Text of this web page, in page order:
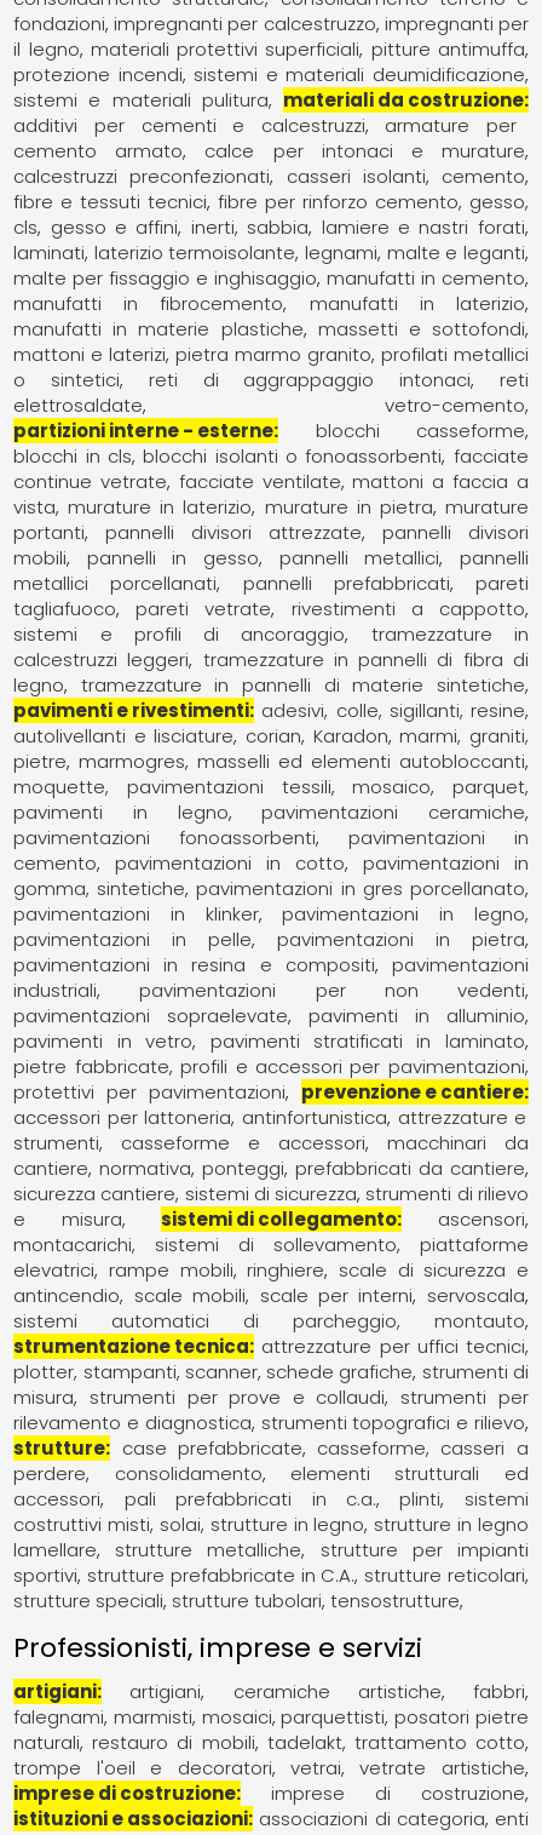
fondazioni impregnanti per calcestruzzo impregnanti per
il legno materiali protettivi superficiali pitture antimuffa
protezione incendi sistemi e materiali deumidificazione
sistemi e materiali pulitura
materiali da costruzione
additivi per cementi e calcestruzzi
armature per
cemento armato
calce per intonaci e murature
calcestruzzi preconfezionati
casseri isolanti
cemento
fibre e tessuti tecnici fibre per rinforzo cemento, gesso,
cls gesso e affini inerti, sabbia lamiere e nastri forati
laminati laterizio termoisolante legnami malte e leganti
malte per fissaggio e inghisaggio manufatti in cemento
manufatti in fibrocemento
manufatti in laterizio
manufatti in materie plastiche
massetti e sottofondi
mattoni e laterizi pietra marmo granito profilati metallici
o sintetici
reti di aggrappaggio intonaci
reti
elettrosaldate
vetro-cemento
partizioni interne - esterne
blocchi casseforme
blocchi in cls blocchi isolanti o fonoassorbenti facciate
continue vetrate facciate ventilate mattoni a faccia a
vista murature in laterizio murature in pietra murature
portanti
pannelli divisori attrezzate
pannelli divisori
mobili
pannelli in gesso pannelli metallici
pannelli
metallici porcellanati
pannelli prefabbricati
pareti
tagliafuoco
pareti vetrate
rivestimenti a cappotto
sistemi e profili di ancoraggio
tramezzature in
calcestruzzi leggeri tramezzature in pannelli di fibra di
legno
tramezzature in pannelli di materie sintetiche
pavimenti e rivestimenti adesivi, colle, sigillanti, resine
autolivellanti e lisciature corian Karadon marmi, graniti,
pietre marmogres masselli ed elementi autobloccanti
moquette, pavimentazioni tessili
mosaico
parquet,
pavimenti in legno
pavimentazioni ceramiche
pavimentazioni fonoassorbenti
pavimentazioni in
cemento
pavimentazioni in cotto
pavimentazioni in
gomma, sintetiche pavimentazioni in gres porcellanato
pavimentazioni in klinker
pavimentazioni in legno
pavimentazioni in pelle
pavimentazioni in pietra
pavimentazioni in resina e compositi
pavimentazioni
industriali
pavimentazioni per non vedenti
pavimentazioni sopraelevate
pavimenti in alluminio
pavimenti in vetro
pavimenti stratificati in laminato
pietre fabbricate profili e accessori per pavimentazioni
protettivi per pavimentazioni
prevenzione e cantiere
accessori per lattoneria antinfortunistica attrezzature e
strumenti
casseforme e accessori
macchinari da
cantiere normativa ponteggi prefabbricati da cantiere
sicurezza cantiere sistemi di sicurezza strumenti di rilievo
e misura
sistemi di collegamento
ascensori
montacarichi, sistemi di sollevamento
piattaforme
elevatrici rampe mobili ringhiere
scale di sicurezza e
antincendio
scale mobili scale per interni
servoscala
sistemi automatici di parcheggio, montauto
strumentazione tecnica attrezzature per uffici tecnici
plotter, stampanti, scanner, schede grafiche strumenti di
misura
strumenti per prove e collaudi
strumenti per
rilevamento e diagnostica strumenti topografici e rilievo
strutture
case prefabbricate
casseforme, casseri a
perdere
consolidamento
elementi strutturali ed
accessori
pali prefabbricati in c.a. plinti
sistemi
costruttivi misti solai strutture in legno strutture in legno
lamellare
strutture metalliche
strutture per impianti
sportivi strutture prefabbricate in C.A. strutture reticolari
strutture speciali strutture tubolari tensostrutture
Professionisti, imprese e servizi
artigiani artigiani ceramiche artistiche
fabbri
falegnami marmisti mosaici parquettisti posatori pietre
naturali restauro di mobili tadelakt trattamento cotto
trompe l'oeil e decoratori
vetrai
vetrate artistiche
imprese di costruzione
imprese di costruzione
istituzioni e associazioni associazioni di categoria enti